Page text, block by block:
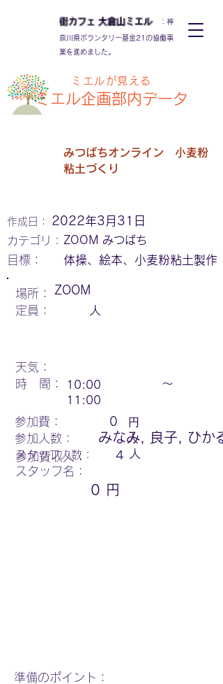
街カフェ 大倉山ミエル：神
奈川県ボランタリー基金21の協働事
業を進めました。
ミエルが見える
ミエル企画部内データ
みつばちオンライン 小麦粉
粘土づくり
2022年3月31日
作成日：
カテゴリ： ZOOM みつばち
​目標： 体操、絵本、小麦粉粘土製作
場所：
ZOOM
定員：
人
天気：
時 間：
10:00 〜
11:00
参加費： 0 円
参加人数：
スタッフ人数：
スタッフ名：
4
人
人
0 円
みなみ, 良子, ひかる
参加費収入：
​準備のポイント：